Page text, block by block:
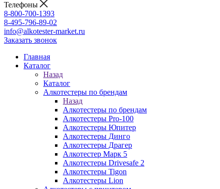
Телефоны
8-800-700-1393
8-495-796-89-02
info@alkotester-market.ru
Заказать звонок
Главная
Каталог
Назад
Каталог
Алкотестеры по брендам
Назад
Алкотестеры по брендам
Алкотестеры Pro-100
Алкотестеры Юпитер
Алкотестеры Динго
Алкотестеры Драгер
Алкотестер Марк 5
Алкотестеры Drivesafe 2
Алкотестеры Tigon
Алкотестеры Lion